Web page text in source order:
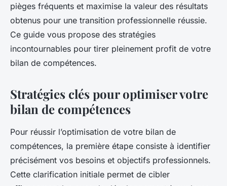
pièges fréquents et maximise la valeur des résultats
obtenus pour une transition professionnelle réussie.
Ce guide vous propose des stratégies
incontournables pour tirer pleinement profit de votre
bilan de compétences.
Stratégies clés pour optimiser votre
bilan de compétences
Pour réussir l’optimisation de votre bilan de
compétences, la première étape consiste à identifier
précisément vos besoins et objectifs professionnels.
Cette clarification initiale permet de cibler